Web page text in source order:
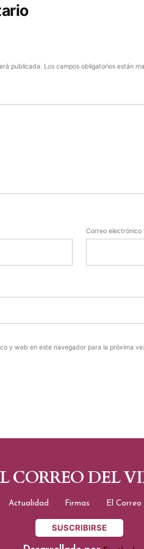
publicada. Los campos obligatorios están
Correo electrónico
y web en este navegador para la próxima
CORREO DEL
Actualidad Firmas El
SUSCRIBIRSE